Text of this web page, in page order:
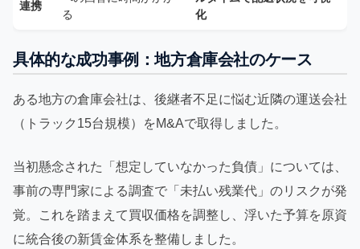
連携
る
化
具体的な成功事例：地方倉庫会社のケース
ある地方の倉庫会社は、後継者不足に悩む近隣の運送会社
（トラック15台規模）をM&Aで取得しました。
当初懸念された「想定していなかった負債」については、
事前の専門家による調査で「未払い残業代」のリスクが発
覚。これを踏まえて買収価格を調整し、浮いた予算を原資
に統合後の新賃金体系を整備しました。